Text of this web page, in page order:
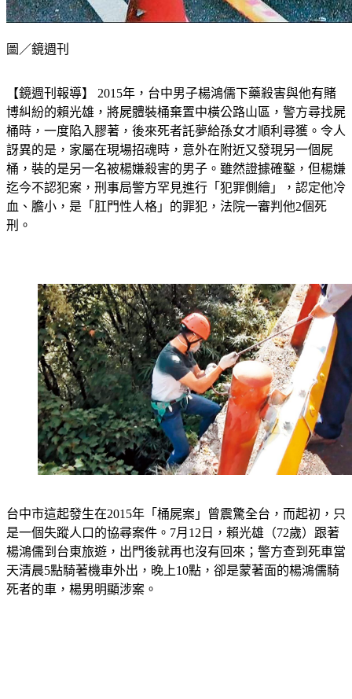
圖／鏡週刊
【鏡週刊報導】 2015年，台中男子楊鴻儒下藥殺害與他有賭
博糾紛的賴光雄，將屍體裝桶棄置中橫公路山區，警方尋找屍
桶時，一度陷入膠著，後來死者託夢給孫女才順利尋獲。令人
訝異的是，家屬在現場招魂時，意外在附近又發現另一個屍
桶，裝的是另一名被楊嫌殺害的男子。雖然證據確鑿，但楊嫌
迄今不認犯案，刑事局警方罕見進行「犯罪側繪」，認定他冷
血、膽小，是「肛門性人格」的罪犯，法院一審判他2個死
刑。
台中市這起發生在2015年「桶屍案」曾震驚全台，而起初，只
是一個失蹤人口的協尋案件。7月12日，賴光雄（72歲）跟著
楊鴻儒到台東旅遊，出門後就再也沒有回來；警方查到死車當
天清晨5點騎著機車外出，晚上10點，卻是蒙著面的楊鴻儒騎
死者的車，楊男明顯涉案。